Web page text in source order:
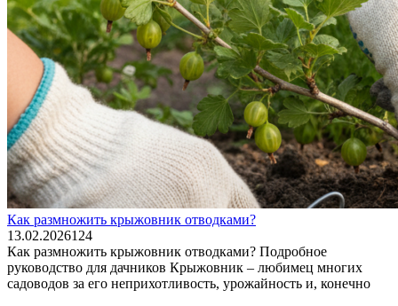
Как размножить крыжовник отводками?
13.02.2026124
Как размножить крыжовник отводками? Подробное
руководство для дачников Крыжовник – любимец многих
садоводов за его неприхотливость, урожайность и, конечно